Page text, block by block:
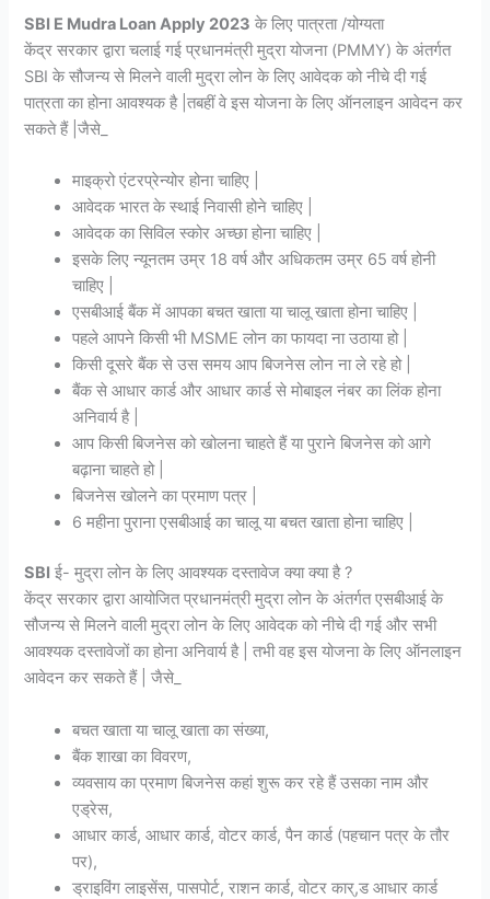
SBI E Mudra Loan Apply 2023 के लिए पात्रता /योग्यता
केंद्र सरकार द्वारा चलाई गई प्रधानमंत्री मुद्रा योजना (PMMY) के अंतर्गत
SBI के सौजन्य से मिलने वाली मुद्रा लोन के लिए आवेदक को नीचे दी गई
पात्रता का होना आवश्यक है |तबहीं वे इस योजना के लिए ऑनलाइन आवेदन कर
सकते हैं |जैसे_
माइक्रो एंटरप्रेन्योर होना चाहिए |
आवेदक भारत के स्थाई निवासी होने चाहिए |
आवेदक का सिविल स्कोर अच्छा होना चाहिए |
इसके लिए न्यूनतम उम्र 18 वर्ष और अधिकतम उम्र 65 वर्ष होनी
चाहिए |
एसबीआई बैंक में आपका बचत खाता या चालू खाता होना चाहिए |
पहले आपने किसी भी MSME लोन का फायदा ना उठाया हो |
किसी दूसरे बैंक से उस समय आप बिजनेस लोन ना ले रहे हो |
बैंक से आधार कार्ड और आधार कार्ड से मोबाइल नंबर का लिंक होना
अनिवार्य है |
आप किसी बिजनेस को खोलना चाहते हैं या पुराने बिजनेस को आगे
बढ़ाना चाहते हो |
बिजनेस खोलने का प्रमाण पत्र |
6 महीना पुराना एसबीआई का चालू या बचत खाता होना चाहिए |
SBI ई- मुद्रा लोन के लिए आवश्यक दस्तावेज क्या क्या है ?
केंद्र सरकार द्वारा आयोजित प्रधानमंत्री मुद्रा लोन के अंतर्गत एसबीआई के
सौजन्य से मिलने वाली मुद्रा लोन के लिए आवेदक को नीचे दी गई और सभी
आवश्यक दस्तावेजों का होना अनिवार्य है | तभी वह इस योजना के लिए ऑनलाइन
आवेदन कर सकते हैं | जैसे_
बचत खाता या चालू खाता का संख्या,
बैंक शाखा का विवरण,
व्यवसाय का प्रमाण बिजनेस कहां शुरू कर रहे हैं उसका नाम और
एड्रेस,
आधार कार्ड, आधार कार्ड, वोटर कार्ड, पैन कार्ड (पहचान पत्र के तौर
पर),
ड्राइविंग लाइसेंस, पासपोर्ट, राशन कार्ड, वोटर कार्,ड आधार कार्ड